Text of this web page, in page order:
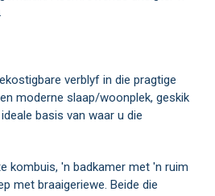
verblyf in die pragtige
moderne slaap/woonplek, geskik
basis van waar u die
kombuis, 'n badkamer met 'n ruim
met braaigeriewe. Beide die